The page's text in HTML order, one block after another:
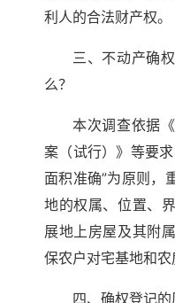
利人的合法财产权。
三、不动产确
么？
本次调查依据
案 （试行）》等要求
面积准确”为原则，
地的权属、位置、
展地上房屋及其附
保农户对宅基地和农
四、确权登记的